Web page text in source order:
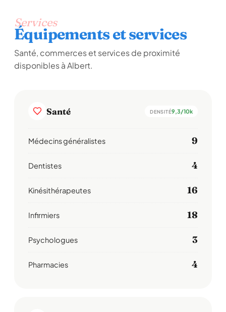
Services
Équipements et services
Santé, commerces et services de proximité
disponibles à Albert.
Santé DENSITÉ9,3/10k
Médecins généralistes 9
Dentistes 4
Kinésithérapeutes 16
Infirmiers 18
Psychologues 3
Pharmacies 4